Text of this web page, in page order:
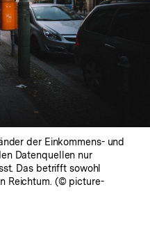
der Einkommens- und
Datenquellen nur
Das betrifft sowohl
Reichtum. (© picture-